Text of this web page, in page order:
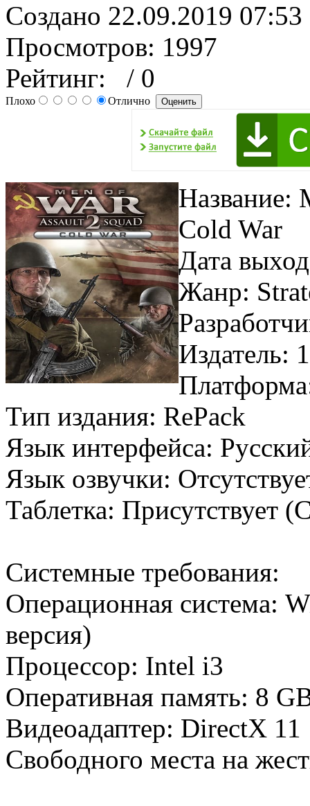
Создано 22.09.2019 07:53
Просмотров: 1997
Рейтинг:
/ 0
Плохо Отлично
Название:
Cold War
Дата
Жанр:
Издатель:
Тип издания: RePack
Язык интерфейса:
Язык озвучки:
Таблетка: Присутствует
Системные требования:
Операционная система:
версия)
Процессор: Intel i3
Оперативная память: 8
Видеоадаптер: DirectX 11
Свободного места на